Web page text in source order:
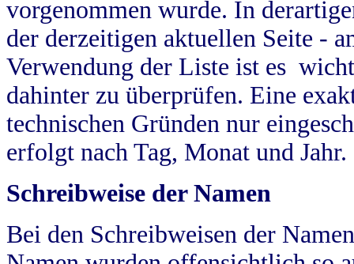
vorgenommen wurde. In
der derzeitigen aktuellen Seite -
Verwendung der Liste ist es
dahinter zu überprüfen. Eine
technischen Gründen nur
erfolgt nach Tag, Monat und Jahr.
Schreibweise der Namen
Bei den Schreibweisen der